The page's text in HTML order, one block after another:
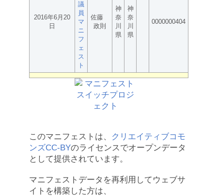
2016年6月20
日
議
員
マ
ニ
フ
ェ
ス
ト
佐藤
政則
神
奈
川
県
神
奈
川
県
0000000404
このマニフェストは、
クリエイティブコモ
ンズCC-BYのライセンスでオープンデータ
として提供されています。
マニフェストデータを再利用してウェブサ
イトを構築した方は、